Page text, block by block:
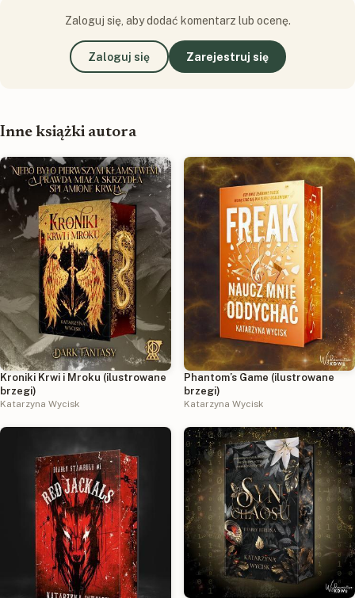
Zaloguj się, aby dodać komentarz lub ocenę.
Zaloguj się Zarejestruj się
Inne książki autora
Kroniki Krwi i Mroku (ilustrowane
brzegi)
Katarzyna Wycisk
Phantom’s Game (ilustrowane
brzegi)
Katarzyna Wycisk